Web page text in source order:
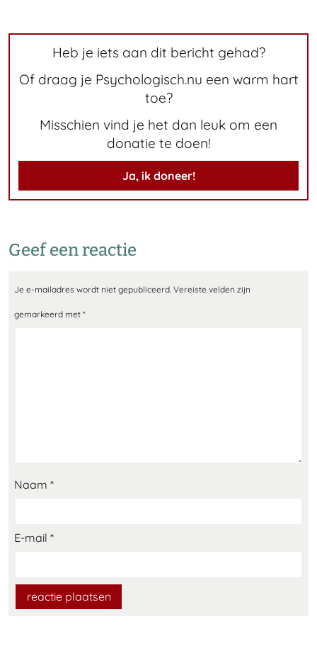
Heb je iets aan dit bericht gehad?
Of draag je Psychologisch.nu een warm hart
toe?
Misschien vind je het dan leuk om een
donatie te doen!
Ja, ik doneer!
Geef een reactie
Je e-mailadres wordt niet gepubliceerd. Vereiste velden zijn
gemarkeerd met *
Naam *
E-mail *